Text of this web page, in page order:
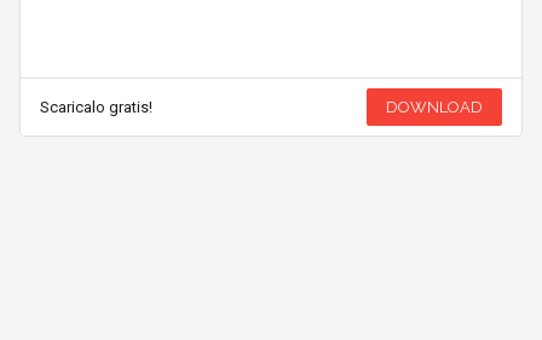
Scaricalo gratis! DOWNLOAD